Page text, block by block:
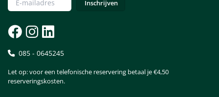
085 - 0645245
Let op: voor een telefonische reservering betaal je €4,50
reserveringskosten.